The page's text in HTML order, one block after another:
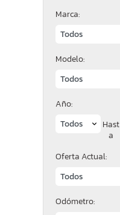
Año:
Hast
a
Marca:
Modelo:
Oferta Actual:
Odómetro: